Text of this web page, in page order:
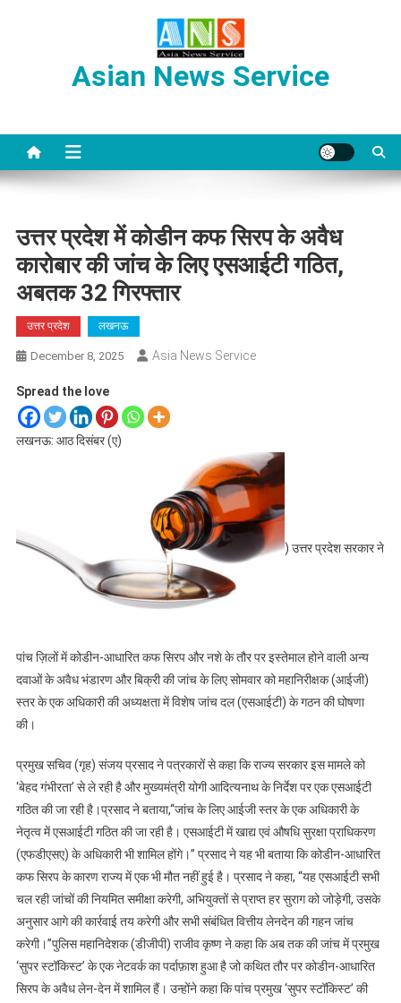
Asian News Service
उत्तर प्रदेश में कोडीन कफ सिरप के अवैध
कारोबार की जांच के लिए एसआईटी गठित,
अबतक 32 गिरफ्तार
उत्तर प्रदेश लखनऊ
December 8, 2025 Asia News Service
Spread the love
लखनऊ: आठ दिसंबर (ए)
) उत्तर प्रदेश सरकार ने
पांच ज़िलों में कोडीन-आधारित कफ सिरप और नशे के तौर पर इस्तेमाल होने वाली अन्य
दवाओं के अवैध भंडारण और बिक्री की जांच के लिए सोमवार को महानिरीक्षक (आईजी)
स्तर के एक अधिकारी की अध्यक्षता में विशेष जांच दल (एसआईटी) के गठन की घोषणा
की।
प्रमुख सचिव (गृह) संजय प्रसाद ने पत्रकारों से कहा कि राज्य सरकार इस मामले को
‘बेहद गंभीरता’ से ले रही है और मुख्यमंत्री योगी आदित्यनाथ के निर्देश पर एक एसआईटी
गठित की जा रही है।प्रसाद ने बताया,‘‘जांच के लिए आईजी स्तर के एक अधिकारी के
नेतृत्व में एसआईटी गठित की जा रही है। एसआईटी में खाद्य एवं औषधि सुरक्षा प्राधिकरण
(एफडीएसए) के अधिकारी भी शामिल होंगे।’’ प्रसाद ने यह भी बताया कि कोडीन-आधारित
कफ सिरप के कारण राज्य में एक भी मौत नहीं हुई है। प्रसाद ने कहा, ‘‘यह एसआईटी सभी
चल रही जांचों की नियमित समीक्षा करेगी, अभियुक्तों से प्राप्त हर सुराग को जोड़ेगी, उसके
अनुसार आगे की कार्रवाई तय करेगी और सभी संबंधित वित्तीय लेनदेन की गहन जांच
करेगी।”पुलिस महानिदेशक (डीजीपी) राजीव कृष्ण ने कहा कि अब तक की जांच में प्रमुख
‘सुपर स्टॉकिस्ट’ के एक नेटवर्क का पर्दाफ़ाश हुआ है जो कथित तौर पर कोडीन-आधारित
सिरप के अवैध लेन-देन में शामिल हैं। उन्होंने कहा कि पांच प्रमुख ‘सुपर स्टॉकिस्ट’ की